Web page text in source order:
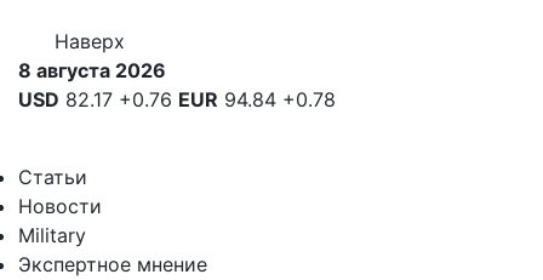
Наверх
8 августа 2026
USD 82.17 +0.76 EUR 94.84 +0.78
Статьи
Новости
Military
Экспертное мнение